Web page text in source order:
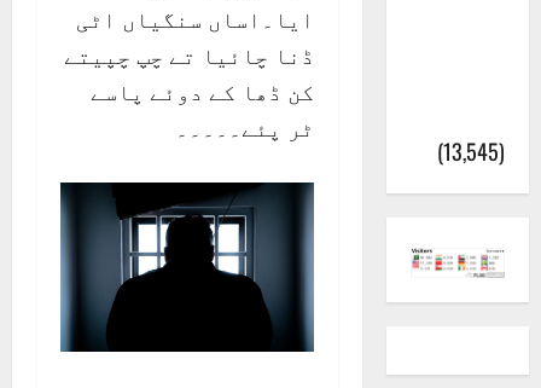
ایا۔اساں سنگیاں اٹی
ڈنا چائیا تے چپ چپیتے
کن ڈھا کے دوئے پاسے
ٹر پئے۔۔۔۔۔
(13,545)